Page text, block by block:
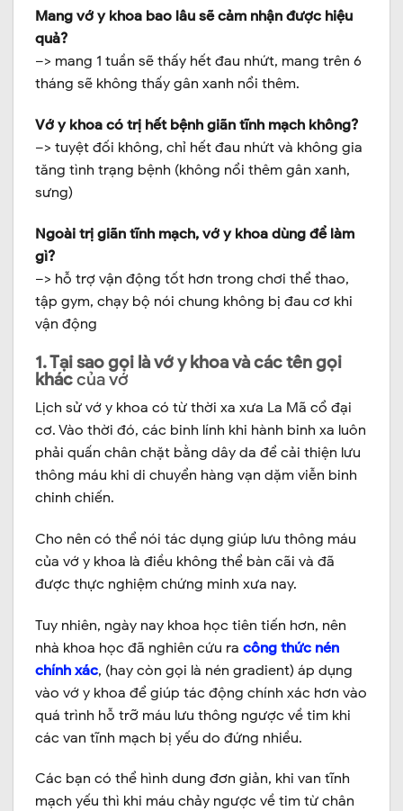
Mang vớ y khoa bao lâu sẽ cảm nhận được hiệu
quả?
–> mang 1 tuần sẽ thấy hết đau nhứt, mang trên 6
tháng sẽ không thấy gân xanh nổi thêm.
Vớ y khoa có trị hết bệnh giãn tĩnh mạch không?
–> tuyệt đối không, chỉ hết đau nhứt và không gia
tăng tình trạng bệnh (không nổi thêm gân xanh,
sưng)
Ngoài trị giãn tĩnh mạch, vớ y khoa dùng để làm
gì?
–> hỗ trợ vận động tốt hơn trong chơi thể thao,
tập gym, chạy bộ nói chung không bị đau cơ khi
vận động
1. Tại sao gọi là vớ y khoa và các tên gọi
kháccủa vớ
Lịch sử vớ y khoa có từ thời xa xưa La Mã cổ đại
cơ. Vào thời đó, các binh lính khi hành binh xa luôn
phải quấn chân chặt bằng dây da để cải thiện lưu
thông máu khi di chuyển hàng vạn dặm viễn binh
chinh chiến.
Cho nên có thể nói tác dụng giúp lưu thông máu
của vớ y khoa là điều không thể bàn cãi và đã
được thực nghiệm chứng minh xưa nay.
Tuy nhiên, ngày nay khoa học tiên tiến hơn, nên
nhà khoa học đã nghiên cứu ra công thức nén
chính xác, (hay còn gọi là nén gradient) áp dụng
vào vớ y khoa để giúp tác động chính xác hơn vào
quá trình hỗ trỡ máu lưu thông ngược về tim khi
các van tĩnh mạch bị yếu do đứng nhiều.
Các bạn có thể hình dung đơn giản, khi van tĩnh
mạch yếu thì khi máu chảy ngược về tim từ chân